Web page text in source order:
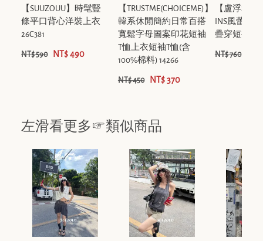
【SUUZOUU】時髦豎
條平口背心洋裝上衣
26C381
NT$ 590 NT$ 490
【TRUSTME(CHOICEME)】
韓系休閒簡約日常百搭
寬鬆字母圖案印花短袖
T恤上衣短袖T恤(含
100%棉料) 14266
NT$ 450 NT$ 370
【盧浮Sei
INS風蕾絲
疊穿短袖T恤
NT$ 760
左滑看更多☞類似商品